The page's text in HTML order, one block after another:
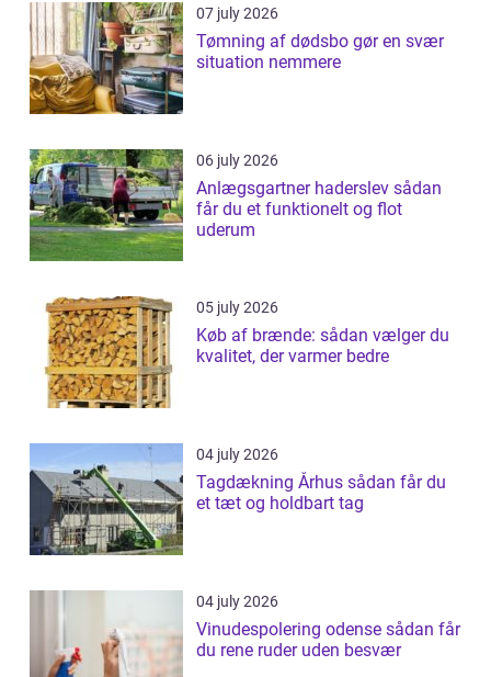
07 july 2026
Tømning af dødsbo gør en svær
situation nemmere
06 july 2026
Anlægsgartner haderslev sådan
får du et funktionelt og flot
uderum
05 july 2026
Køb af brænde: sådan vælger du
kvalitet, der varmer bedre
04 july 2026
Tagdækning Århus sådan får du
et tæt og holdbart tag
04 july 2026
Vinudespolering odense sådan får
du rene ruder uden besvær